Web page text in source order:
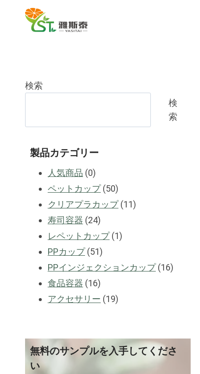
検索
検
索
製品カテゴリー
人気商品 00
製
品
ペットカップ 5050
製
クリアプラカップ 1111
寿司容器 2424
製
品
レペットカップ 11
品
PPカップ 5151
製
品
PPインジェクションカップ 1616
食品容器 1616
製
アクセサリー 1919
無料のサンプルを入手してくださ
い